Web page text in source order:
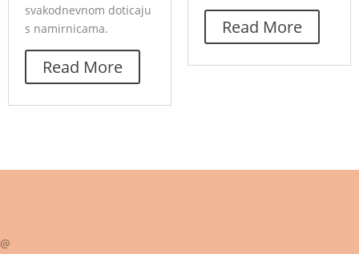
svakodnevnom doticaju
s namirnicama.
Read More
Read More
@